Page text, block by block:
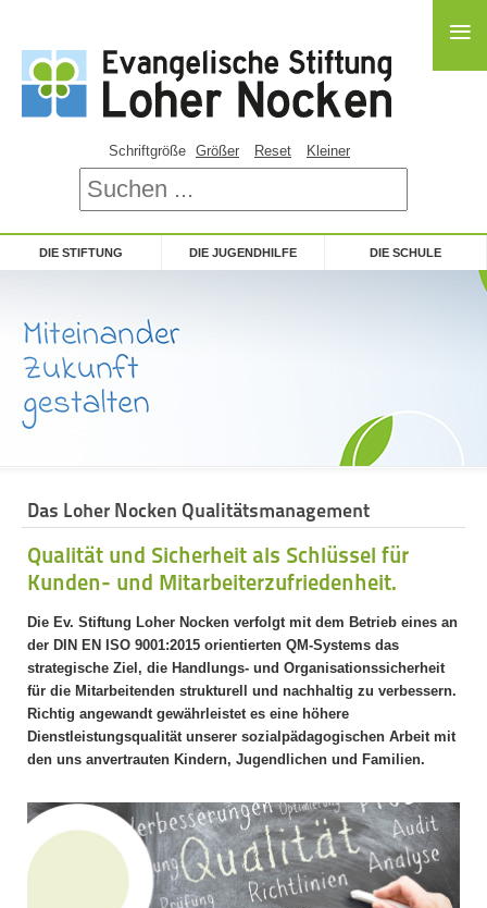
Schriftgröße Größer Reset Kleiner
DIE STIFTUNG DIE JUGENDHILFE DIE SCHULE
Das Loher Nocken Qualitätsmanagement
Qualität und Sicherheit als Schlüssel für
Kunden- und Mitarbeiterzufriedenheit.
Die Ev. Stiftung Loher Nocken verfolgt mit dem Betrieb eines an
der DIN EN ISO 9001:2015 orientierten QM-Systems das
strategische Ziel, die Handlungs- und Organisationssicherheit
für die Mitarbeitenden strukturell und nachhaltig zu verbessern.
Richtig angewandt gewährleistet es eine höhere
Dienstleistungsqualität unserer sozialpädagogischen Arbeit mit
den uns anvertrauten Kindern, Jugendlichen und Familien.
≡